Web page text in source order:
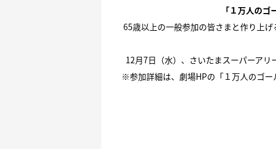
「１万人の
65歳以上の一般参加の皆さまと作り上
12月7日（水）、さいたまスーパーアリ
※参加詳細は、劇場HPの 「１万人のゴ